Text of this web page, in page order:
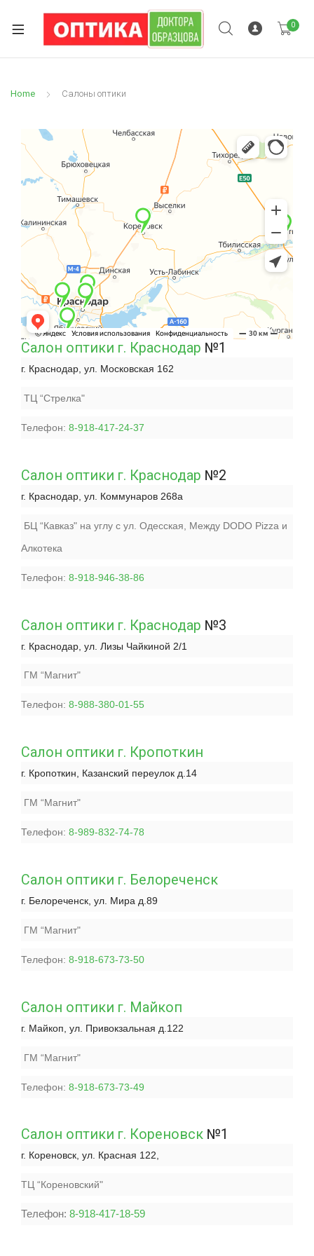
0
Home Салоны оптики
Салон оптики г. Краснодар №1
г. Краснодар, ул. Московская 162
ТЦ “Стрелка"
Телефон: 8-918-417-24-37
Салон оптики г. Краснодар №2
г. Краснодар, ул. Коммунаров 268а
БЦ “Кавказ" на углу с ул. Одесская, Между DODO Pizza и
Алкотека
Телефон: 8-918-946-38-86
Салон оптики г. Краснодар №3
г. Краснодар, ул. Лизы Чайкиной 2/1
ГМ “Магнит"
Телефон: 8-988-380-01-55
Салон оптики г. Кропоткин
г. Кропоткин, Казанский переулок д.14
ГМ “Магнит"
Телефон: 8-989-832-74-78
Салон оптики г. Белореченск
г. Белореченск, ул. Мира д.89
ГМ “Магнит"
Телефон: 8-918-673-73-50
Салон оптики г. Майкоп
г. Майкоп, ул. Привокзальная д.122
ГМ “Магнит"
Телефон: 8-918-673-73-49
Салон оптики г. Кореновск №1
г. Кореновск, ул. Красная 122,
ТЦ “Кореновский"
Телефон: 8-918-417-18-59